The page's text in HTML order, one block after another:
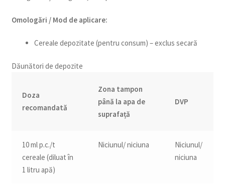
Omologări / Mod de aplicare:
Cereale depozitate (pentru consum) – exclus secară
Dăunători de depozite
Doza
recomandată
Zona tampon
până la apa de
suprafață
DVP
10 ml p.c./t
cereale (diluat în
1 litru apă)
Niciunul/ niciuna
Niciunul/
niciuna